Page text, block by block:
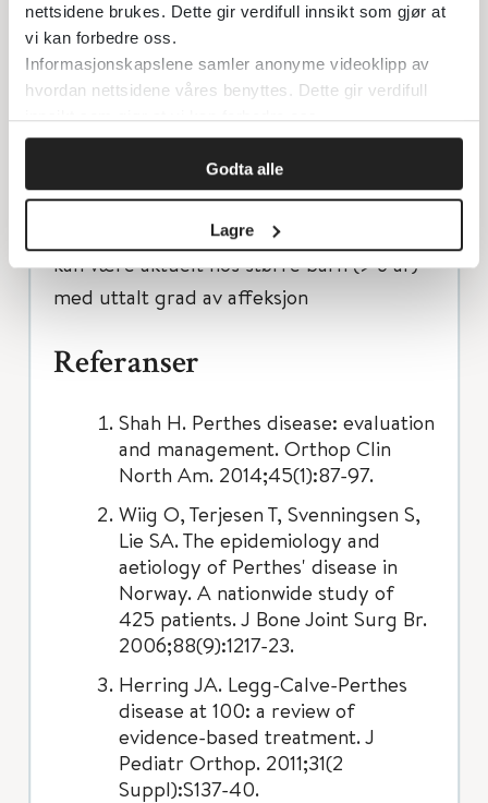
nettsidene brukes. Dette gir verdifull innsikt som gjør at
vi kan forbedre oss.
Informasjonskapslene samler anonyme videoklipp av
hvordan nettsidene våres benyttes. Dette gir verdifull
innsikt som gjør at vi kan forbedre oss.
Godta alle
Lagre
endringer i lårhodet noe tidligere enn rtg.
Behandling og oppfølging
Behandling og oppfølging foregår alltid
hos ortoped. Ro og avlastning den første
tiden, ev fysioterapi. Kirurgisk behandling
kan være aktuelt hos større barn (> 6 år)
med uttalt grad av affeksjon
Referanser
Shah H. Perthes disease: evaluation
and management. Orthop Clin
North Am. 2014;45(1):87-97.
Wiig O, Terjesen T, Svenningsen S,
Lie SA. The epidemiology and
aetiology of Perthes' disease in
Norway. A nationwide study of
425 patients. J Bone Joint Surg Br.
2006;88(9):1217-23.
Herring JA. Legg-Calve-Perthes
disease at 100: a review of
evidence-based treatment. J
Pediatr Orthop. 2011;31(2
Suppl):S137-40.